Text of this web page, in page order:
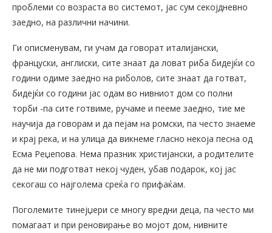
проблеми со возраста во системот, јас сум секојдневно
заедно, на различни начини.
Ги описменувам, ги учам да говорат италијански,
француски, англиски, сите знаат да ловат риба бидејќи со
години одиме заедно на риболов, сите знаат да готват,
бидејќи со години јас одам во нивниот дом со полни
торби -па сите готвиме, ручаме и пееме заедно, тие ме
научија да говорам и да пејам на ромски, па често знаеме
и крај река, и на улица да викнеме гласно некоја песна од
Есма Реџепова. Нема празник христијански, а родителите
да не ми подготват некој чуден, убав подарок, кој јас
секогаш со најголема среќа го прифаќам.
Поголемите тинејџери се многу вредни деца, па често ми
помагаат и при реновирање во мојот дом, нивните